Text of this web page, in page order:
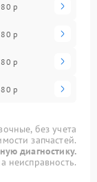
р
р
р
р
без учета
запчастей.
диагностику.
неисправность.